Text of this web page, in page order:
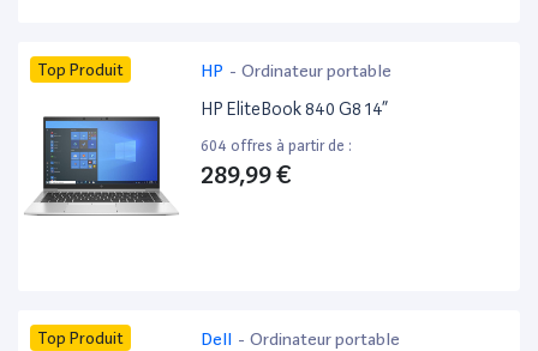
Top Produit HP - Ordinateur portable
HP EliteBook 840 G8 14”
604 offres à partir de :
289,99 €
Top Produit Dell - Ordinateur portable